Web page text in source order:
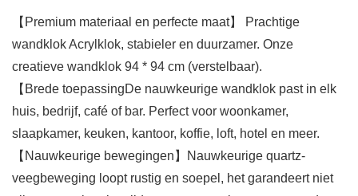
【Premium materiaal en perfecte maat】 Prachtige
wandklok Acrylklok, stabieler en duurzamer. Onze
creatieve wandklok 94 * 94 cm (verstelbaar).
【Brede toepassingDe nauwkeurige wandklok past in elk
huis, bedrijf, café of bar. Perfect voor woonkamer,
slaapkamer, keuken, kantoor, koffie, loft, hotel en meer.
【Nauwkeurige bewegingen】Nauwkeurige quartz-
veegbeweging loopt rustig en soepel, het garandeert niet